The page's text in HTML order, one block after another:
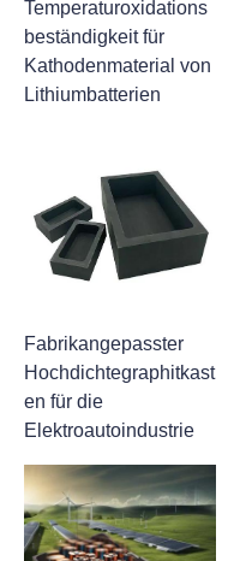
Temperaturoxidations
beständigkeit für
Kathodenmaterial von
Lithiumbatterien
Fabrikangepasster
Hochdichtegraphitkast
en für die
Elektroautoindustrie